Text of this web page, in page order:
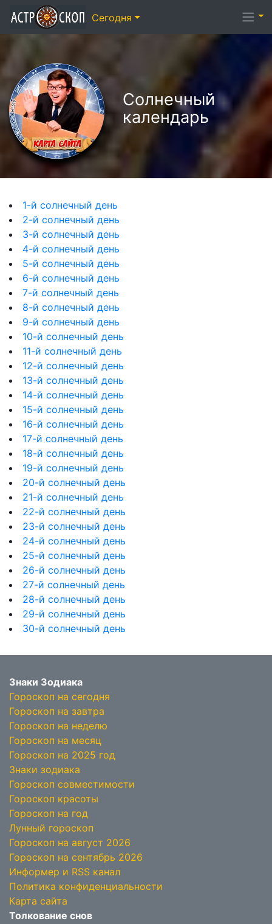
Солнечный
календарь
1-й солнечный день
2-й солнечный день
3-й солнечный день
4-й солнечный день
5-й солнечный день
6-й солнечный день
7-й солнечный день
8-й солнечный день
9-й солнечный день
10-й солнечный день
11-й солнечный день
12-й солнечный день
13-й солнечный день
14-й солнечный день
15-й солнечный день
16-й солнечный день
17-й солнечный день
18-й солнечный день
19-й солнечный день
20-й солнечный день
21-й солнечный день
22-й солнечный день
23-й солнечный день
24-й солнечный день
25-й солнечный день
26-й солнечный день
27-й солнечный день
28-й солнечный день
29-й солнечный день
30-й солнечный день
Знаки Зодиака
Гороскоп на сегодня
Гороскоп на завтра
Гороскоп на неделю
Гороскоп на месяц
Гороскоп на 2025 год
Знаки зодиака
Гороскоп совместимости
Гороскоп красоты
Гороскоп на год
Лунный гороскоп
Гороскоп на август 2026
Гороскоп на сентябрь 2026
Информер и RSS канал
Политика конфиденциальности
Карта сайта
Толкование снов
Сегодня